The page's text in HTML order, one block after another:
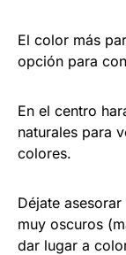
El color más
opción para
En el centro
naturales para
colores.
Déjate
muy oscuros
dar lugar a